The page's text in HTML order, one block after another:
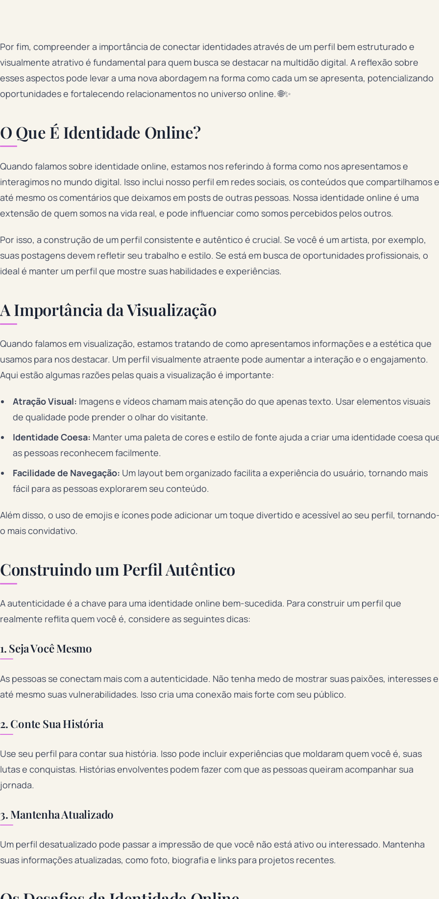
Por fim, compreender a importância de conectar identidades através de um perfil bem estruturado e
visualmente atrativo é fundamental para quem busca se destacar na multidão digital. A reflexão sobre
esses aspectos pode levar a uma nova abordagem na forma como cada um se apresenta, potencializando
oportunidades e fortalecendo relacionamentos no universo online. 🌐✨
O Que É Identidade Online?
Quando falamos sobre identidade online, estamos nos referindo à forma como nos apresentamos e
interagimos no mundo digital. Isso inclui nosso perfil em redes sociais, os conteúdos que compartilhamos e
até mesmo os comentários que deixamos em posts de outras pessoas. Nossa identidade online é uma
extensão de quem somos na vida real, e pode influenciar como somos percebidos pelos outros.
Por isso, a construção de um perfil consistente e autêntico é crucial. Se você é um artista, por exemplo,
suas postagens devem refletir seu trabalho e estilo. Se está em busca de oportunidades profissionais, o
ideal é manter um perfil que mostre suas habilidades e experiências.
A Importância da Visualização
Quando falamos em visualização, estamos tratando de como apresentamos informações e a estética que
usamos para nos destacar. Um perfil visualmente atraente pode aumentar a interação e o engajamento.
Aqui estão algumas razões pelas quais a visualização é importante:
Atração Visual: Imagens e vídeos chamam mais atenção do que apenas texto. Usar elementos visuais
de qualidade pode prender o olhar do visitante.
Identidade Coesa: Manter uma paleta de cores e estilo de fonte ajuda a criar uma identidade coesa
as pessoas reconhecem facilmente.
Facilidade de Navegação: Um layout bem organizado facilita a experiência do usuário, tornando mais
fácil para as pessoas explorarem seu conteúdo.
Além disso, o uso de emojis e ícones pode adicionar um toque divertido e acessível ao seu perfil,
o mais convidativo.
Construindo um Perfil Autêntico
A autenticidade é a chave para uma identidade online bem-sucedida. Para construir um perfil que
realmente reflita quem você é, considere as seguintes dicas:
1. Seja Você Mesmo
As pessoas se conectam mais com a autenticidade. Não tenha medo de mostrar suas paixões, interesses e
até mesmo suas vulnerabilidades. Isso cria uma conexão mais forte com seu público.
2. Conte Sua História
Use seu perfil para contar sua história. Isso pode incluir experiências que moldaram quem você é, suas
lutas e conquistas. Histórias envolventes podem fazer com que as pessoas queiram acompanhar sua
jornada.
3. Mantenha Atualizado
Um perfil desatualizado pode passar a impressão de que você não está ativo ou interessado. Mantenha
suas informações atualizadas, como foto, biografia e links para projetos recentes.